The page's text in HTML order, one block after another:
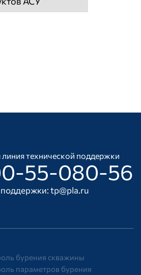
линия технической поддержки
55-080-56
поддержки:tp@pla.ru
бурения скважины
параметров бурения